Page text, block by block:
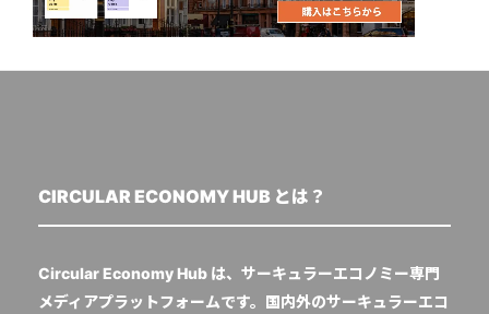
CIRCULAR ECONOMY HUB とは？
Circular Economy Hub は、サーキュラーエコノミー専門
メディアプラットフォームです。国内外のサーキュラーエコ